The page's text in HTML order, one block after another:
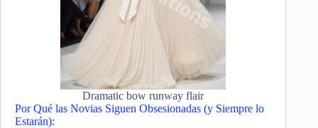
Dramatic bow runway flair
Por Qué las Novias Siguen Obsesionadas (y Siempre lo
Estarán):